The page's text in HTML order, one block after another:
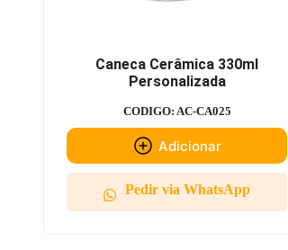
Caneca Cerâmica 330ml
Personalizada
CODIGO: AC-CA025
Adicionar
Pedir via WhatsApp